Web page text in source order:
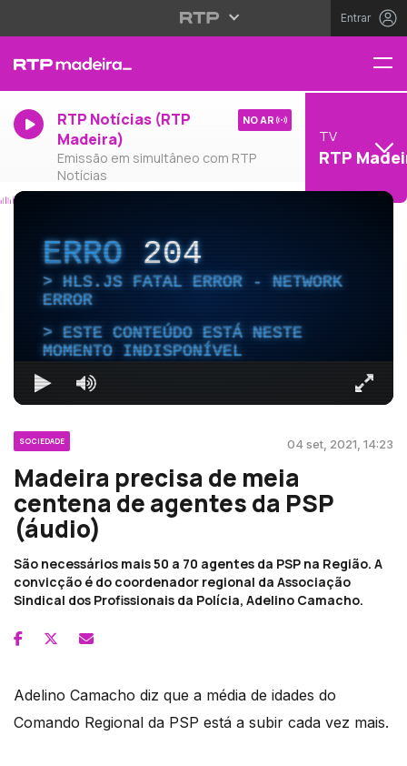
Entrar
RTP Notícias (RTP
Madeira)
Emissão em simultâneo com RTP
Notícias
NO AR
TV
RTP
ERRO204
HLS.JS FATAL ERROR - NETWORK
ERROR
ESTE CONTEÚDO ESTÁ NESTE
MOMENTO INDISPONÍVEL
SOCIEDADE 04 set, 2021, 14:23
Madeira precisa de meia
centena de agentes da PSP
(áudio)
São necessários mais 50 a 70 agentes da PSP na Região. A
convicção é do coordenador regional da Associação
Sindical dos Profissionais da Polícia, Adelino Camacho.
Adelino Camacho diz que a média de idades do
Comando Regional da PSP está a subir cada vez mais.